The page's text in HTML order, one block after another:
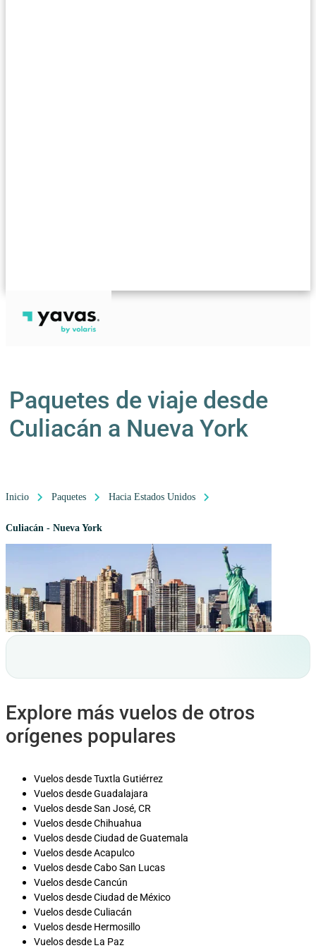
Paquetes de viaje desde
Culiacán a Nueva York
Inicio Paquetes Hacia Estados Unidos
Culiacán - Nueva York
Explore más vuelos de otros
orígenes populares
Vuelos desde Tuxtla Gutiérrez
Vuelos desde Guadalajara
Vuelos desde San José, CR
Vuelos desde Chihuahua
Vuelos desde Ciudad de Guatemala
Vuelos desde Acapulco
Vuelos desde Cabo San Lucas
Vuelos desde Cancún
Vuelos desde Ciudad de México
Vuelos desde Culiacán
Vuelos desde Hermosillo
Vuelos desde La Paz